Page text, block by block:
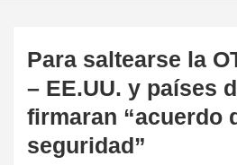
Para saltearse la
– EE.UU. y países
firmaran “acuerdo
seguridad”